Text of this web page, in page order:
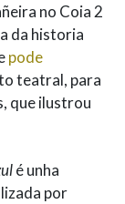
no Coia 2
da historia
pode
teatral, para
que ilustrou
é unha
por